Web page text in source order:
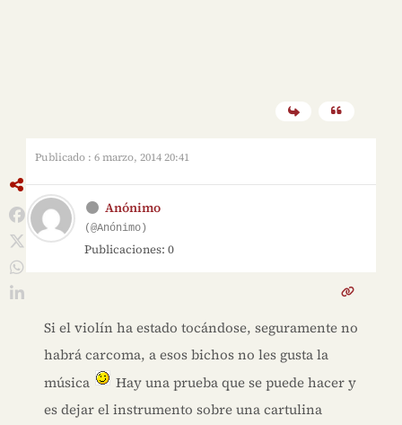
Publicado : 6 marzo, 2014 20:41
Anónimo
(@Anónimo)
Publicaciones: 0
Si el violín ha estado tocándose, seguramente no
habrá carcoma, a esos bichos no les gusta la
música
Hay una prueba que se puede hacer y
es dejar el instrumento sobre una cartulina